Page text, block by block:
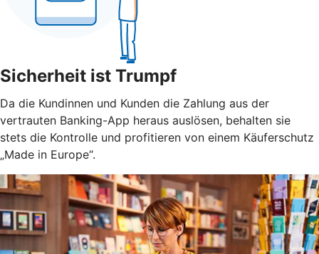
Sicherheit ist Trumpf
Da die Kundinnen und Kunden die Zahlung aus der
vertrauten Banking-App heraus auslösen, behalten sie
stets die Kontrolle und profitieren von einem Käuferschutz
„Made in Europe“.